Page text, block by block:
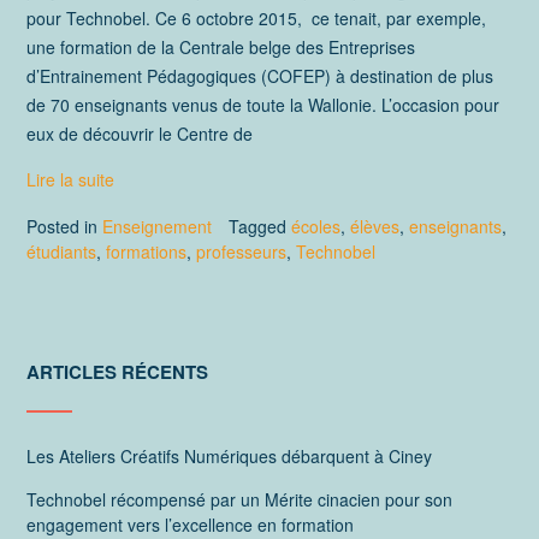
pour Technobel. Ce 6 octobre 2015, ce tenait, par exemple,
une formation de la Centrale belge des Entreprises
d’Entrainement Pédagogiques (COFEP) à destination de plus
de 70 enseignants venus de toute la Wallonie. L’occasion pour
eux de découvrir le Centre de
Lire la suite
Posted in Enseignement Tagged écoles, élèves, enseignants,
étudiants, formations, professeurs, Technobel
ARTICLES RÉCENTS
Les Ateliers Créatifs Numériques débarquent à Ciney
Technobel récompensé par un Mérite cinacien pour son
engagement vers l’excellence en formation